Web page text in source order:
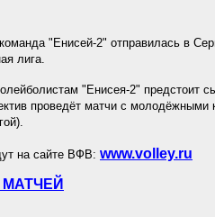
"Енисей-2" отправилась в
лига.
"Енисея-2" предстоит
проведёт матчи с
на сайте ВФВ: www.volley.ru